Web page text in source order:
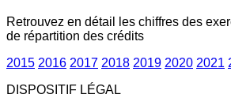
Retrouvez en détail les chiffres des
de répartition des crédits
2015 2016 2017 2018 2019 2020 2021
DISPOSITIF LÉGAL